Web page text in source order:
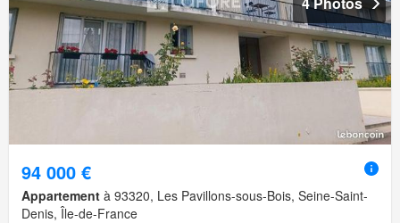
94 000 €
Appartement à 93320, Les Pavillons-sous-Bois, Seine-Saint-
Denis, Île-de-France